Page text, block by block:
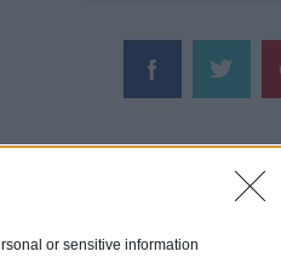
or sensitive information